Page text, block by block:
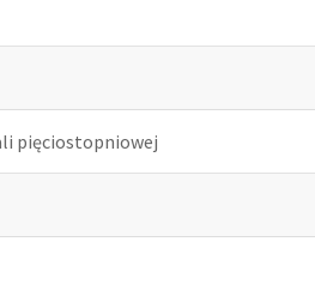
pięciostopniowej